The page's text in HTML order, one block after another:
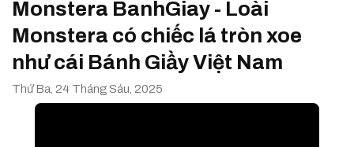
Monstera BanhGiay - Loài
Monstera có chiếc lá tròn xoe
như cái Bánh Giầy Việt Nam
Thứ Ba, 24 Tháng Sáu, 2025